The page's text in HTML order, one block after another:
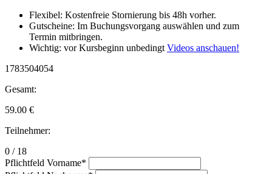
Flexibel: Kostenfreie Stornierung bis 48h vorher.
Gutscheine: Im Buchungsvorgang auswählen und zum
Termin mitbringen.
Wichtig: vor Kursbeginn unbedingt Videos anschauen!
1783504054
Gesamt:
59.00 €
Teilnehmer:
0 / 18
Pflichtfeld Vorname*